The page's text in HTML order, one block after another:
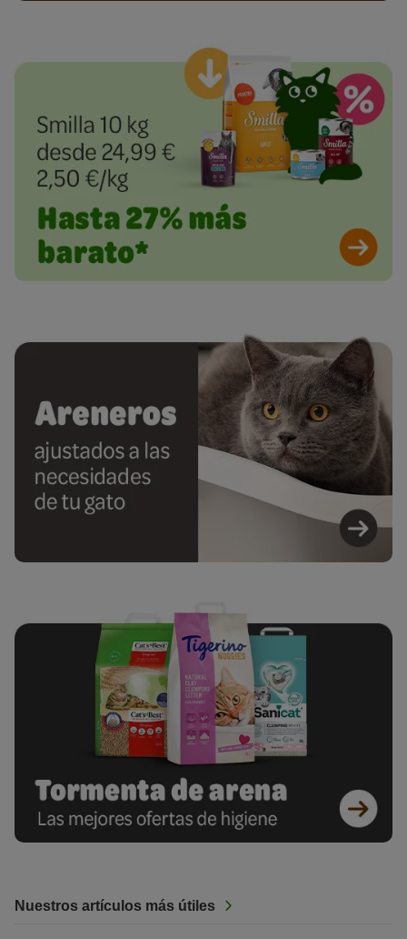
Nuestros artículos más útiles